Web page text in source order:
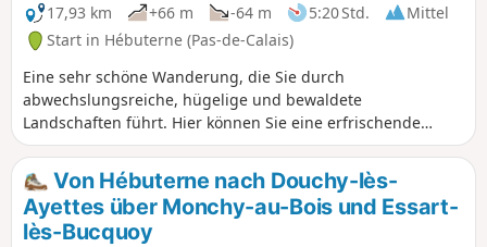
17,93 km
+66 m -64 m 5:20 Std.
Mittel
Start in Hébuterne (Pas-de-Calais)
Eine sehr schöne Wanderung, die Sie durch
abwechslungsreiche, hügelige und bewaldete
Landschaften führt. Hier können Sie eine erfrischende
Pause am Ufer der Source de l'Authie einlegen, bevor Sie
den Rückweg nach Hébuterne antreten.
Von Hébuterne nach Douchy-lès-
Ayettes über Monchy-au-Bois und Essart-
lès-Bucquoy